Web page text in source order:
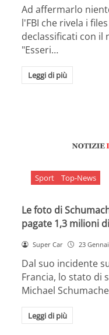
Ad affermarlo
l'FBI che rivela i files
declassificati con il
"Esseri…
Leggi di più
Sport Top-News
Le foto di
pagate 1,3 milioni
Super Car 23
Dal suo incidente
Francia, lo stato di
Michael
Leggi di più